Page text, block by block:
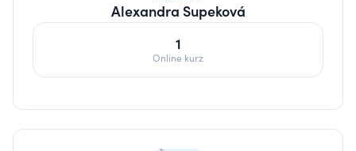
Alexandra Supeková
1
Online kurz